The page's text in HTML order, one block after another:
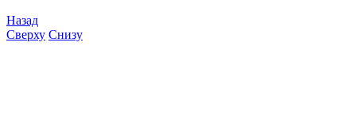
Назад
Сверху Снизу